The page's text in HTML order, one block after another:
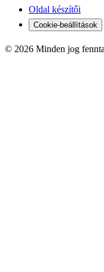
Oldal készítői
Cookie-beállítások
© 2026 Minden jog